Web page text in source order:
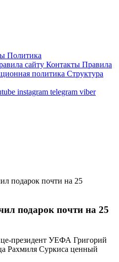
Политика
сайту Контакты Правила
политика Структура
instagram telegram viber
подарок почти на 25
подарок почти на 25
президент УЕФА Григорий
Рахмиля Суркиса ценный